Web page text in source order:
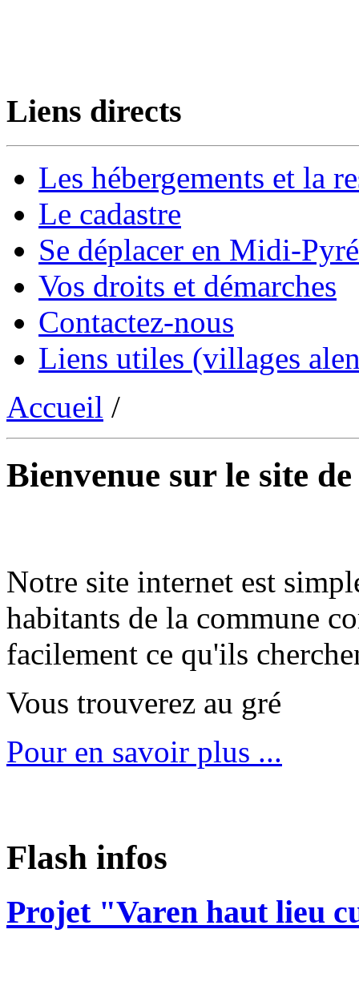
Liens directs
Les hébergements et la
Le cadastre
Se déplacer en Midi-
Vos droits et démarches
Contactez-nous
Liens utiles (villages
Accueil /
Bienvenue sur le site
Notre site internet est
habitants de la commune
facilement ce qu'ils
Vous trouverez au gré
Pour en savoir plus ...
Flash infos
Projet "Varen haut lieu